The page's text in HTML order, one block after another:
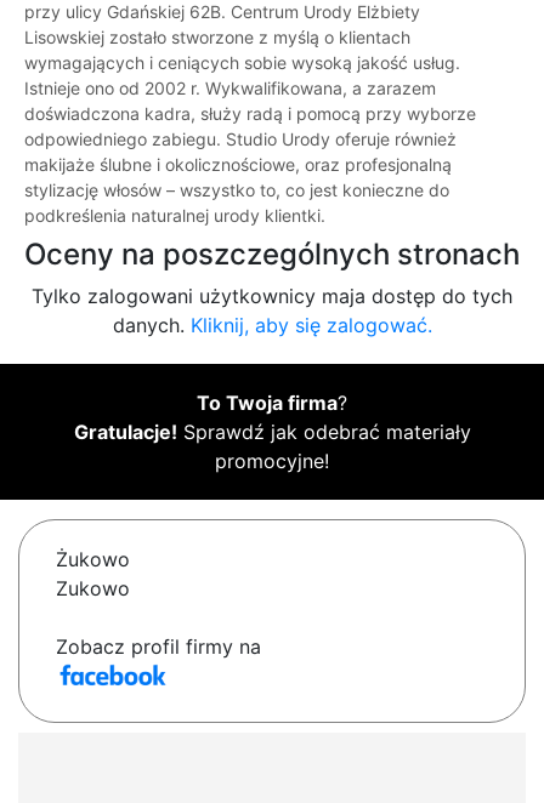
przy ulicy Gdańskiej 62B. Centrum Urody Elżbiety
Lisowskiej zostało stworzone z myślą o klientach
wymagających i ceniących sobie wysoką jakość usług.
Istnieje ono od 2002 r. Wykwalifikowana, a zarazem
doświadczona kadra, służy radą i pomocą przy wyborze
odpowiedniego zabiegu. Studio Urody oferuje również
makijaże ślubne i okolicznościowe, oraz profesjonalną
stylizację włosów – wszystko to, co jest konieczne do
podkreślenia naturalnej urody klientki.
Oceny na poszczególnych stronach
Tylko zalogowani użytkownicy maja dostęp do tych
danych. Kliknij, aby się zalogować.
To Twoja firma?
Gratulacje! Sprawdź jak odebrać materiały
promocyjne!
Żukowo
Zukowo
Zobacz profil firmy na